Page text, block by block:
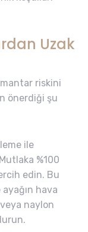
Uzak
riskini
önerdiği şu
ile
%100
edin. Bu
hava
naylon